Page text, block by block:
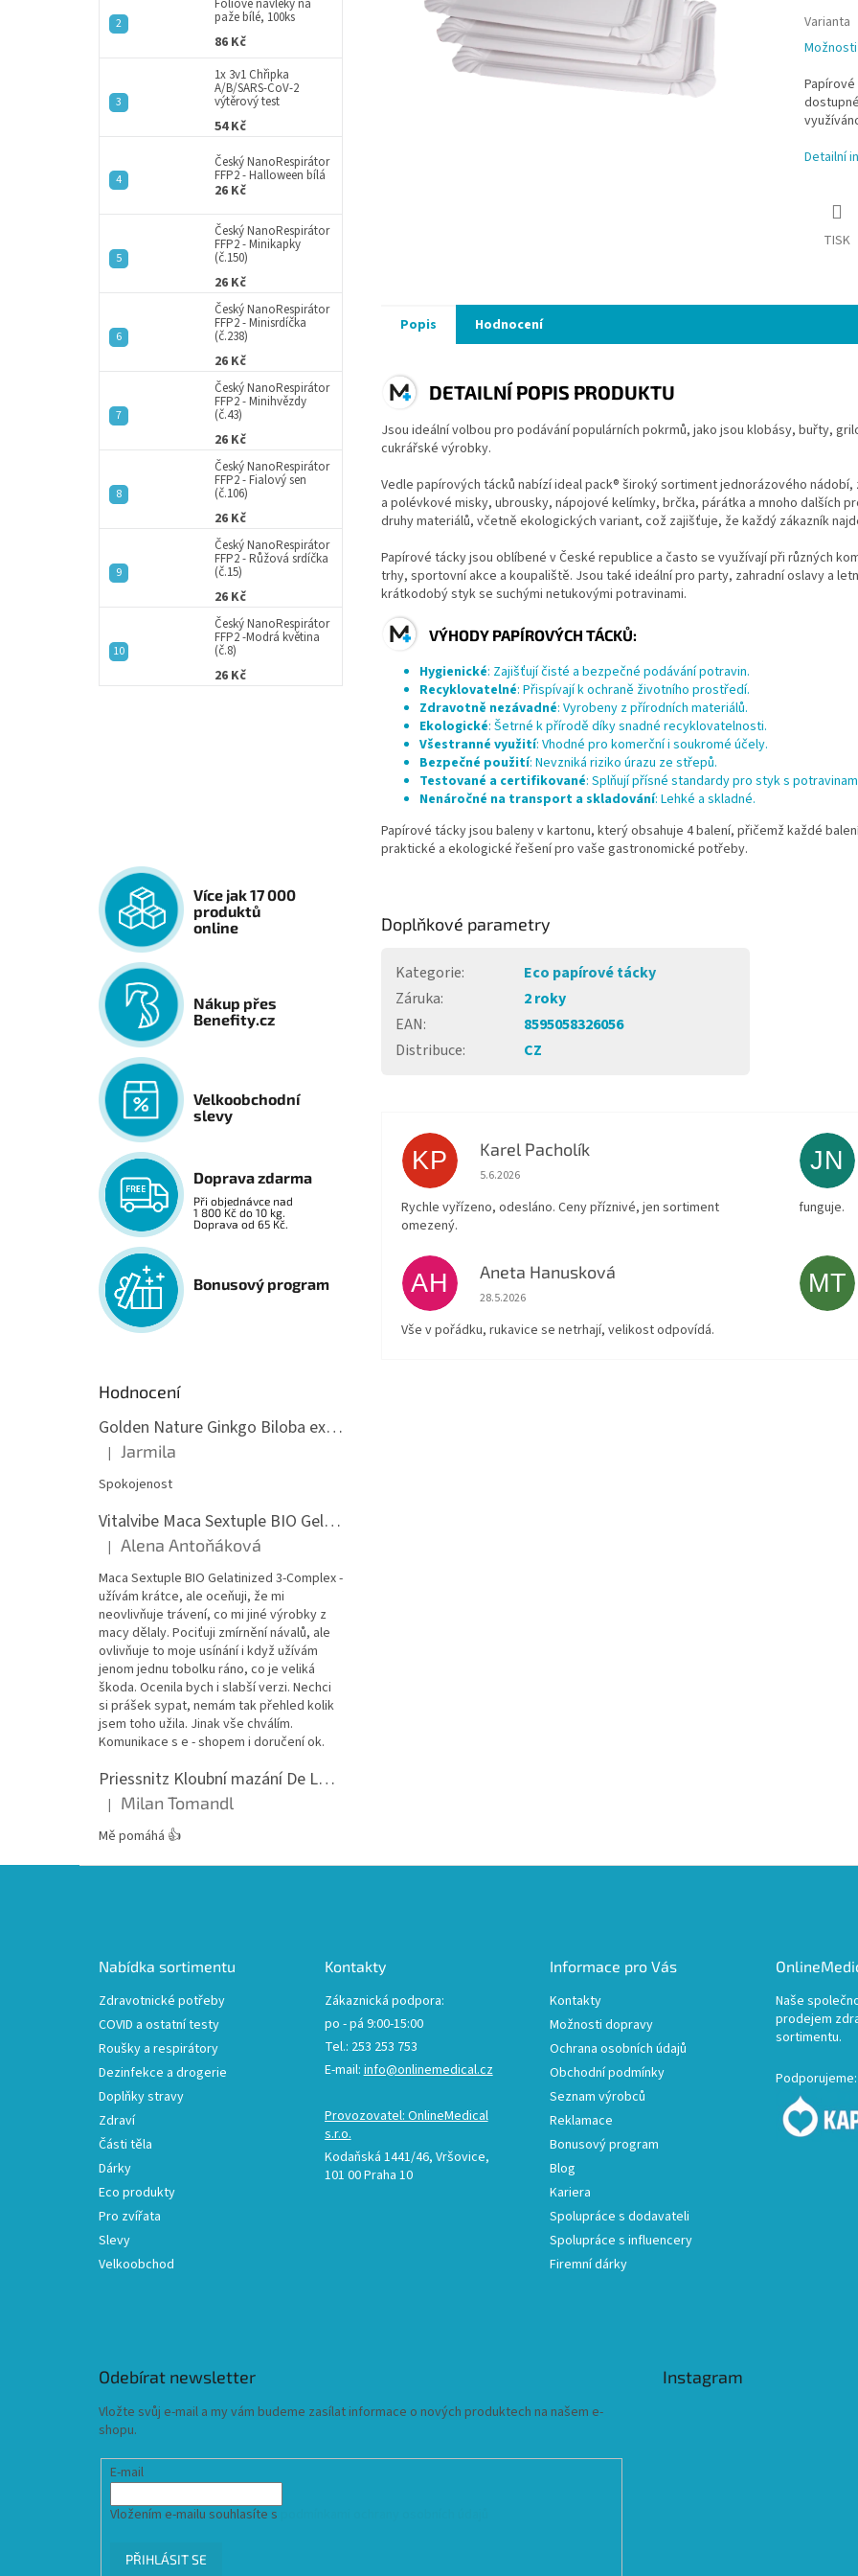
paže bílé, 100ks
86 Kč
1x 3v1 Chřipka
A/B/SARS-CoV-2
výtěrový test
54 Kč
Český NanoRespirátor
FFP2 - Halloween bílá
26 Kč
Český NanoRespirátor
FFP2 - Minikapky
(č.150)
26 Kč
Český NanoRespirátor
FFP2 - Minisrdíčka
(č.238)
26 Kč
Český NanoRespirátor
FFP2 - Minihvězdy
(č.43)
26 Kč
Český NanoRespirátor
FFP2 - Fialový sen
(č.106)
26 Kč
Český NanoRespirátor
FFP2 - Růžová srdíčka
(č.15)
26 Kč
Český NanoRespirátor
FFP2 -Modrá květina
(č.8)
26 Kč
Více jak 17 000
produktů
online
Nákup přes
Benefity.cz
Velkoobchodní
slevy
Doprava zdarma
Při objednávce nad
1 800 Kč do 10 kg.
Doprava od 65 Kč.
Bonusový program
Hodnocení
Golden Nature Ginkgo Biloba extrakt 50:1 60mg, 100 kapslí
Hodnocení produktu je 5 z 5 hvězdiček.
| Jarmila
Spokojenost
Vitalvibe Maca Sextuple BIO Gelatinized 3-Complex, 60 kapslí
Hodnocení produktu je 5 z 5 hvězdiček.
| Alena Antoňáková
Maca Sextuple BIO Gelatinized 3-Complex -
užívám krátce, ale oceňuji, že mi
neovlivňuje trávení, co mi jiné výrobky z
macy dělaly. Pociťuji zmírnění návalů, ale
ovlivňuje to moje usínání i když užívám
jenom jednu tobolku ráno, co je veliká
škoda. Ocenila bych i slabší verzi. Nechci
si prášek sypat, nemám tak přehled kolik
jsem toho užila. Jinak vše chválím.
Komunikace s e - shopem i doručení ok.
Priessnitz Kloubní mazání De Luxe, 200ml
Hodnocení produktu je 5 z 5 hvězdiček.
| Milan Tomandl
Mě pomáhá 👍
Varianta
Detailní
TISK
Popis Hodnocení
DETAILNÍ POPIS PRODUKTU
Jsou ideální volbou pro podávání populárních pokrmů, jako jsou klobásy, buřty,
cukrářské výrobky.
Vedle papírových tácků nabízí ideal pack® široký sortiment jednorázového
a polévkové misky, ubrousky, nápojové kelímky, brčka, párátka a mnoho dalších
druhy materiálů, včetně ekologických variant, což zajišťuje, že každý zákazník
Papírové tácky jsou oblíbené v České republice a často se využívají při různých
trhy, sportovní akce a koupaliště. Jsou také ideální pro party, zahradní oslavy a
krátkodobý styk se suchými netukovými potravinami.
VÝHODY PAPÍROVÝCH TÁCKŮ:
Hygienické: Zajišťují čisté a bezpečné podávání potravin.
Recyklovatelné: Přispívají k ochraně životního prostředí.
Zdravotně nezávadné: Vyrobeny z přírodních materiálů.
Ekologické: Šetrné k přírodě díky snadné recyklovatelnosti.
Všestranné využití: Vhodné pro komerční i soukromé účely.
Bezpečné použití: Nevzniká riziko úrazu ze střepů.
Testované a certifikované: Splňují přísné standardy pro styk s
Nenáročné na transport a skladování: Lehké a skladné.
Papírové tácky jsou baleny v kartonu, který obsahuje 4 balení, přičemž každé
praktické a ekologické řešení pro vaše gastronomické potřeby.
Doplňkové parametry
Kategorie:
Eco papírové tácky
Záruka:
2 roky
EAN:
8595058326056
Distribuce: CZ
KP Karel Pacholík
Hodnocení obchodu je 4 z 5 hvězdiček.
5.6.2026
Rychle vyřízeno, odesláno. Ceny příznivé, jen sortiment
omezený.
JN
funguje.
AH Aneta Hanusková
Hodnocení obchodu je 5 z 5 hvězdiček.
28.5.2026
Vše v pořádku, rukavice se netrhají, velikost odpovídá.
MT
Nabídka sortimentu
Zdravotnické potřeby
COVID a ostatní testy
Roušky a respirátory
Dezinfekce a drogerie
Doplňky stravy
Zdraví
Části těla
Dárky
Eco produkty
Pro zvířata
Slevy
Velkoobchod
Kontakty
Zákaznická podpora:
po - pá 9:00-15:00
Tel.: 253 253 753
E-mail: info@onlinemedical.cz
Provozovatel: OnlineMedical
s.r.o.
Kodaňská 1441/46, Vršovice,
101 00 Praha 10
Informace pro Vás
Kontakty
Možnosti dopravy
Ochrana osobních údajů
Obchodní podmínky
Seznam výrobců
Reklamace
Bonusový program
Blog
Kariera
Spolupráce s dodavateli
Spolupráce s influencery
Firemní dárky
Naše
prodejem
sortimentu.
Podporujeme:
Odebírat newsletter
Vložte svůj e-mail a my vám budeme zasílat informace o nových produktech na našem e-
shopu.
E-mail
Vložením e-mailu souhlasíte s
PŘIHLÁSIT SE
Instagram